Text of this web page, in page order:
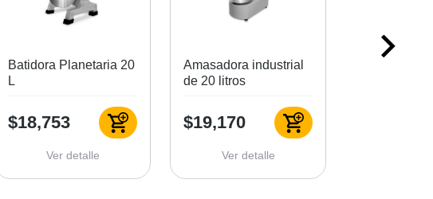
Batidora Planetaria 20
L
$18,753
Ver detalle
Amasadora industrial
de 20 litros
$19,170
Ver detalle